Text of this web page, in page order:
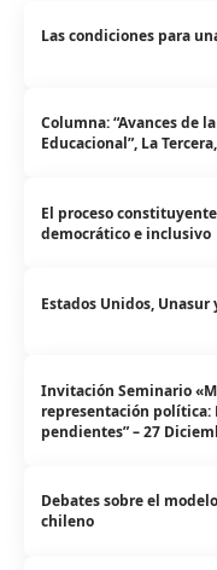
Las condiciones para
Columna: “Avances de
Educacional”, La
El proceso
democrático e inclusivo
Estados Unidos, Unasur
Invitación Seminario
representación política:
pendientes” – 27
Debates sobre el
chileno